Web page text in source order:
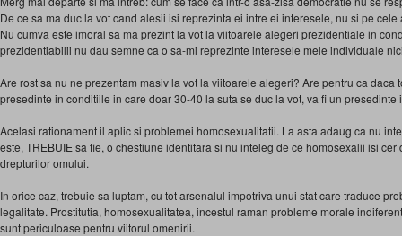
De ce sa ma duc la vot cand alesii isi reprezinta ei intre ei interesele, nu si pe
Nu cumva este imoral sa ma prezint la vot la viitoarele alegeri prezidentiale in
prezidentiabilii nu dau semne ca o sa-mi reprezinte interesele mele individuale
Are rost sa nu ne prezentam masiv la vot la viitoarele alegeri? Are pentru ca daca
presedinte in conditiile in care doar 30-40 la suta se duc la vot, va fi un presedinte
Acelasi rationament il aplic si problemei homosexualitatii. La asta adaug ca nu
este, TREBUIE sa fie, o chestiune identitara si nu inteleg de ce homosexalii isi
drepturilor omului.
In orice caz, trebuie sa luptam, cu tot arsenalul impotriva unui stat care traduce
legalitate. Prostitutia, homosexualitatea, incestul raman probleme morale
sunt periculoase pentru viitorul omenirii.